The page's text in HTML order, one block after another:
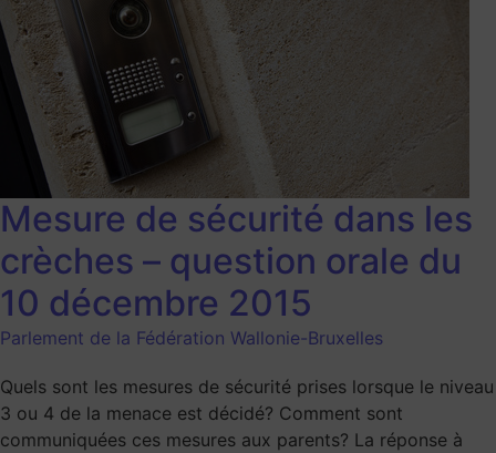
Mesure de sécurité dans les
crèches – question orale du
10 décembre 2015
Parlement de la Fédération Wallonie-Bruxelles
Quels sont les mesures de sécurité prises lorsque le niveau
3 ou 4 de la menace est décidé? Comment sont
communiquées ces mesures aux parents? La réponse à